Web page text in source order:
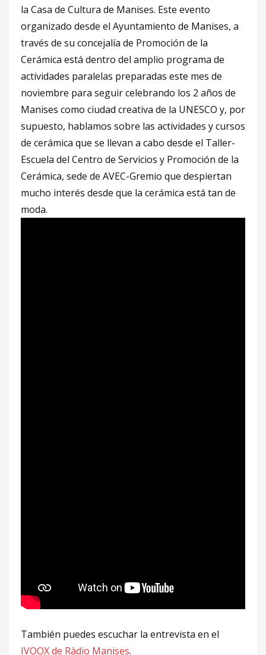
la Casa de Cultura de Manises. Este evento
organizado desde el Ayuntamiento de Manises, a
través de su concejalía de Promoción de la
Cerámica está dentro del amplio programa de
actividades paralelas preparadas este mes de
noviembre para seguir celebrando los 2 años de
Manises como ciudad creativa de la UNESCO y, por
supuesto, hablamos sobre las actividades y cursos
de cerámica que se llevan a cabo desde el Taller-
Escuela del Centro de Servicios y Promoción de la
Cerámica, sede de AVEC-Gremio que despiertan
mucho interés desde que la cerámica está tan de
moda.
También puedes escuchar la entrevista en el
IVOOX de Ràdio Manises.